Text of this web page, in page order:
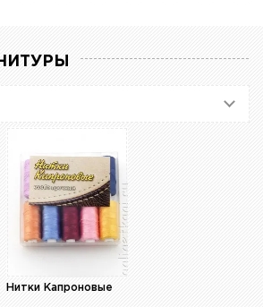
Нитки Капроновые